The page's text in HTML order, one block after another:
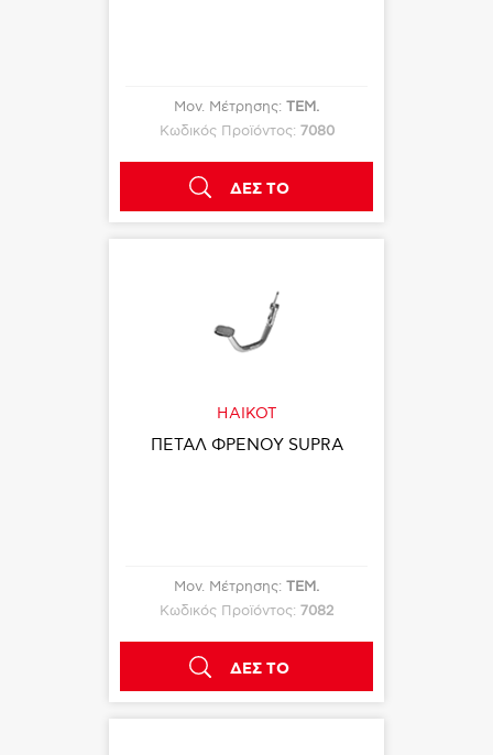
Μον. Μέτρησης: ΤΕΜ.
Κωδικός Προϊόντος: 7080
ΔΕΣ ΤΟ
HAIKOT
ΠΕΤΑΛ ΦΡΕΝΟΥ SUPRA
Μον. Μέτρησης: ΤΕΜ.
Κωδικός Προϊόντος: 7082
ΔΕΣ ΤΟ